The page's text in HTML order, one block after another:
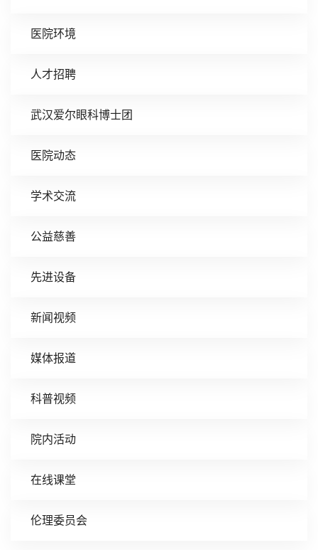
医院环境
人才招聘
武汉爱尔眼科博士团
医院动态
学术交流
公益慈善
先进设备
新闻视频
媒体报道
科普视频
院内活动
在线课堂
伦理委员会